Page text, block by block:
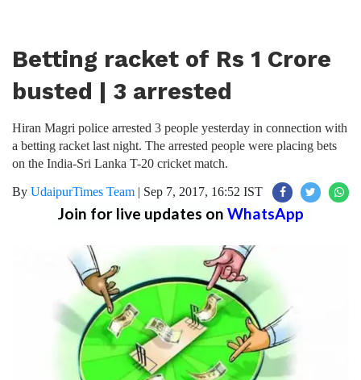
Betting racket of Rs 1 Crore
busted | 3 arrested
Hiran Magri police arrested 3 people yesterday in connection with
a betting racket last night. The arrested people were placing bets
on the India-Sri Lanka T-20 cricket match.
By UdaipurTimes Team | Sep 7, 2017, 16:52 IST
Join for live updates on WhatsApp